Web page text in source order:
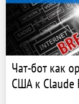
Чат-бот как
США к Claude